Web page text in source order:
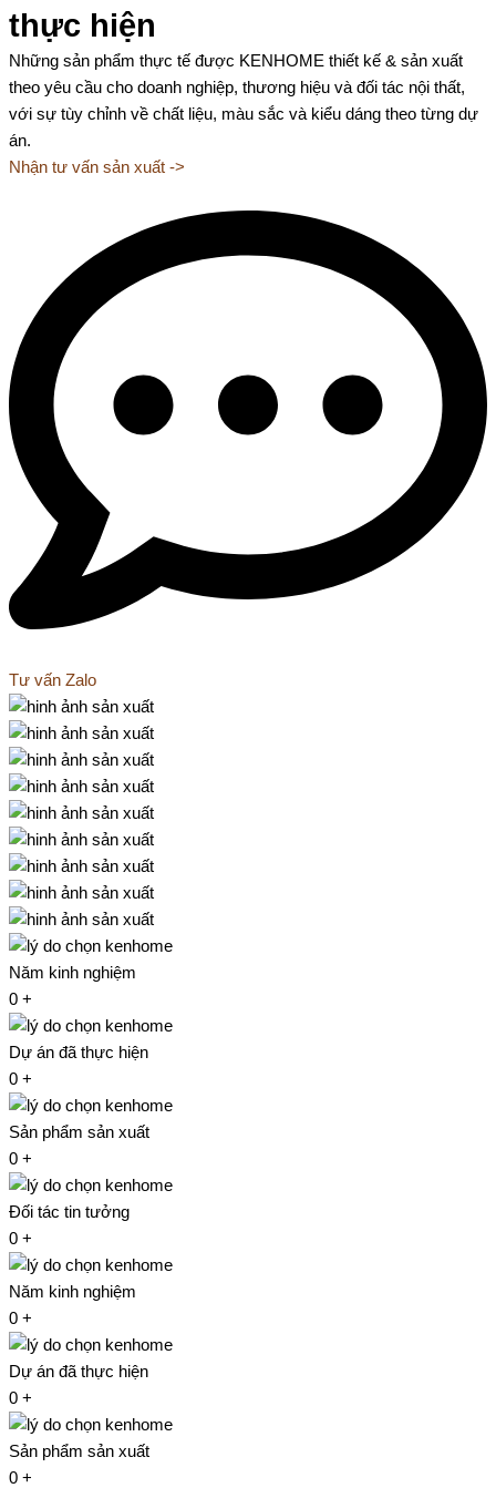
thực hiện
Những sản phẩm thực tế được KENHOME thiết kế & sản xuất
theo yêu cầu cho doanh nghiệp, thương hiệu và đối tác nội thất,
với sự tùy chỉnh về chất liệu, màu sắc và kiểu dáng theo từng dự
án.
Nhận tư vấn sản xuất ->
Tư vấn Zalo
Năm kinh nghiệm
0 +
Dự án đã thực hiện
0 +
Sản phẩm sản xuất
0 +
Đối tác tin tưởng
0 +
Năm kinh nghiệm
0 +
Dự án đã thực hiện
0 +
Sản phẩm sản xuất
0 +